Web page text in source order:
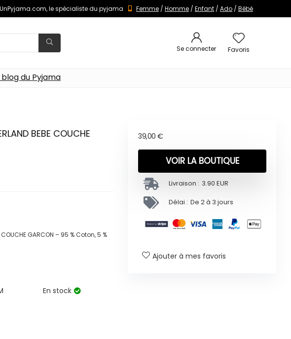
UnPyjama.com, le spécialiste du pyjama Femme / Homme / Enfant / Ado / Bébé
Se connecter Favoris
blog du Pyjama
BEBE COUCHE
GARCON – 95 % Coton, 5 %
En stock
39,00 €
VOIR LA BOUTIQUE
Livraison : 3.90 EUR
Délai : De 2 à 3 jours
Ajouter à mes favoris